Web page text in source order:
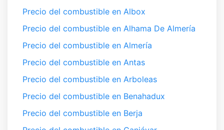
Precio del combustible en Albox
Precio del combustible en Alhama De Almería
Precio del combustible en Almería
Precio del combustible en Antas
Precio del combustible en Arboleas
Precio del combustible en Benahadux
Precio del combustible en Berja